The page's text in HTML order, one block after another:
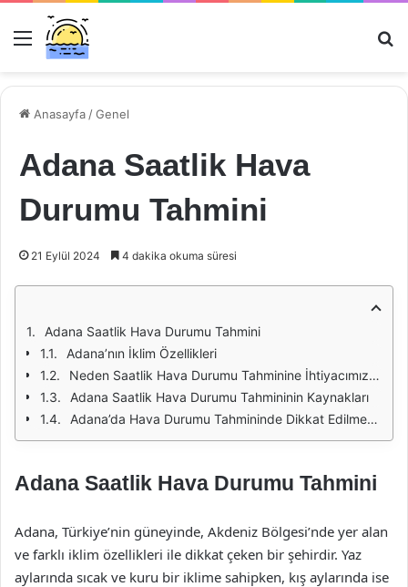
Menü
Anasayfa /Genel
Adana Saatlik Hava
Durumu Tahmini
21 Eylül 2024 4 dakika okuma süresi
Adana Saatlik Hava Durumu Tahmini
Adana’nın İklim Özellikleri
Neden Saatlik Hava Durumu Tahminine İhtiyacımız Var?
Adana Saatlik Hava Durumu Tahmininin Kaynakları
Adana’da Hava Durumu Tahmininde Dikkat Edilmesi Gerekenler
Adana Saatlik Hava Durumu Tahmini
Adana, Türkiye’nin güneyinde, Akdeniz Bölgesi’nde yer alan
ve farklı iklim özellikleri ile dikkat çeken bir şehirdir. Yaz
aylarında sıcak ve kuru bir iklime sahipken, kış aylarında ise